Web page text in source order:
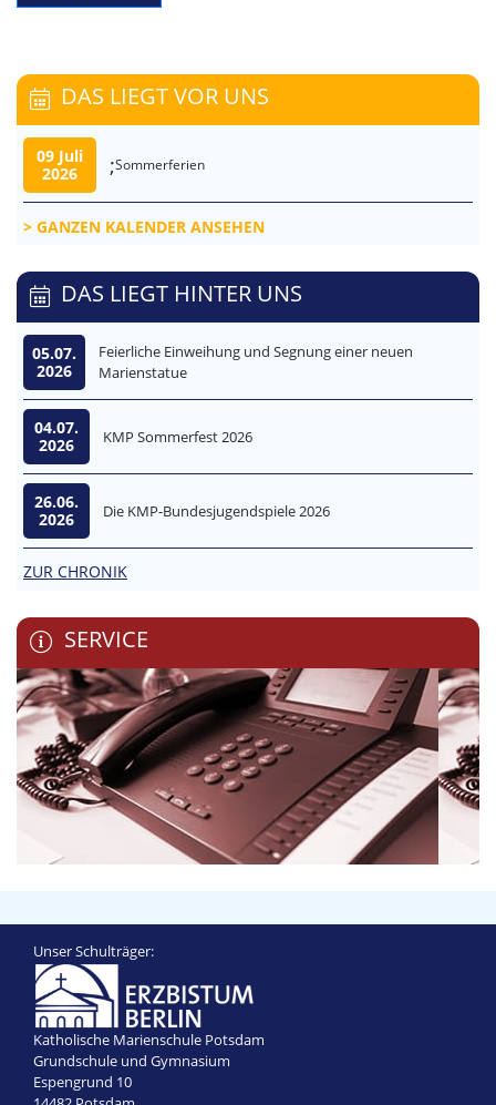
DAS LIEGT VOR UNS
09 Juli
2026
;Sommerferien
GANZEN KALENDER ANSEHEN
DAS LIEGT HINTER UNS
05.07.
2026
Feierliche Einweihung und Segnung einer neuen
Marienstatue
04.07.
2026
KMP Sommerfest 2026
26.06.
2026
Die KMP-Bundesjugendspiele 2026
ZUR CHRONIK
SERVICE
Unser Schulträger:
Katholische Marienschule Potsdam
Grundschule und Gymnasium
Espengrund 10